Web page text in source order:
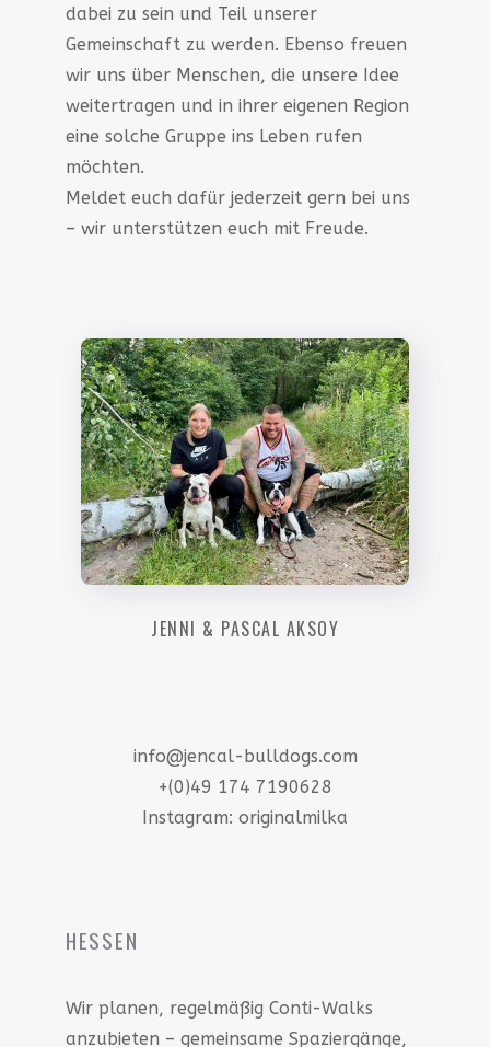
dabei zu sein und Teil unserer
Gemeinschaft zu werden. Ebenso freuen
wir uns über Menschen, die unsere Idee
weitertragen und in ihrer eigenen Region
eine solche Gruppe ins Leben rufen
möchten.
Meldet euch dafür jederzeit gern bei uns
– wir unterstützen euch mit Freude.
JENNI & PASCAL AKSOY
info@jencal-bulldogs.com
+(0)49 174 7190628
Instagram: originalmilka
HESSEN
Wir planen, regelmäßig Conti-Walks
anzubieten – gemeinsame Spaziergänge,